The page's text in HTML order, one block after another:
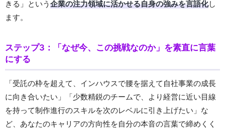
きる」という 企業の注力領域に活かせる自身の強みを言語化し
ます。
ステップ3：「なぜ今、この挑戦なのか」を素直に言葉
にする
「受託の枠を超えて、インハウスで腰を据えて自社事業の成長
に向き合いたい」「少数精鋭のチームで、より経営に近い目線
を持って制作進行のスキルを次のレベルに引き上げたい」な
ど、あなたのキャリアの方向性を自分の本音の言葉で締めくく